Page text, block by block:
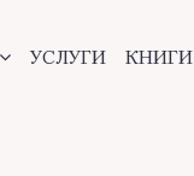
УСЛУГИ КНИГИ